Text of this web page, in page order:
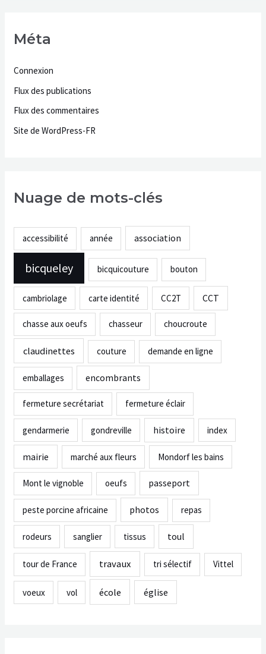
Méta
Connexion
Flux des publications
Flux des commentaires
Site de WordPress-FR
Nuage de mots-clés
accessibilité année association
bicqueley bicquicouture bouton
cambriolage carte identité CC2T CCT
chasse aux oeufs chasseur choucroute
claudinettes couture demande en ligne
emballages encombrants
fermeture secrétariat fermeture éclair
gendarmerie gondreville histoire index
mairie marché aux fleurs Mondorf les bains
Mont le vignoble oeufs passeport
peste porcine africaine photos repas
rodeurs sanglier tissus toul
tour de France travaux tri sélectif Vittel
voeux vol école église